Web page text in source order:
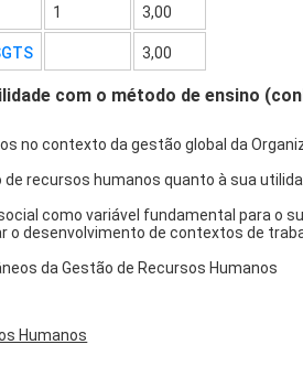
1 3,00
3,00
com o método de ensino
no contexto da gestão global da
recursos humanos quanto à sua
como variável fundamental para o
desenvolvimento de contextos de
da Gestão de Recursos Humanos
Humanos